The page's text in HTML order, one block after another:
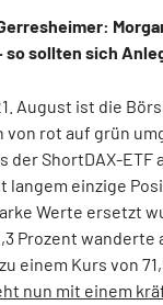
so sollten sich
August ist die
von rot auf grün
der ShortDAX-ETF
langem einzige
Werte ersetzt
Prozent wanderte
einem Kurs von
nun mit einem